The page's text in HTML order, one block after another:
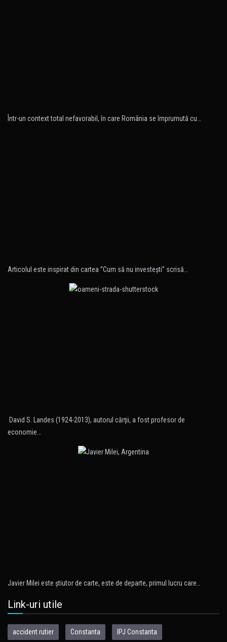
Într-un context total nefavorabil, în care România se împrumută cu…
Articolul este inspirat din cartea ”Cum să nu investeşti” scrisă…
David S. Landes (1924-2013), autorul cărţii, a fost profesor de
economie…
Javier Milei este ştiutor de carte, este de departe, primul lucru care…
Link-uri utile
accident rutier Constanta IPJ Constanta